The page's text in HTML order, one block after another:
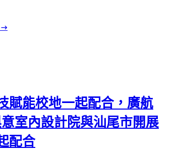
→
賦能校地一起配合，廣航
室內設計院與汕尾市開展
配合